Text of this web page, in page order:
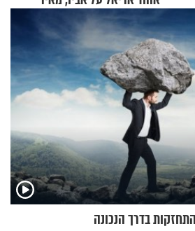
אריאל ז"ל
בדרך הנכונה